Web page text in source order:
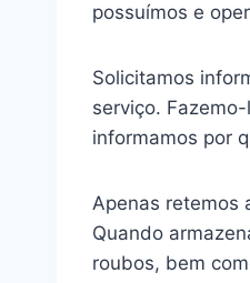
possuímos e
Solicitamos
serviço.
informamos por
Apenas retemos
Quando
roubos, bem